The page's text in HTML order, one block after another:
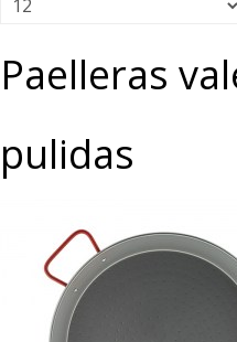
Paelleras
pulidas